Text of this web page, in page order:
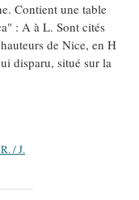
Contient une table
: A à L. Sont cités
de Nice, en H
disparu, situé sur la
/ J.